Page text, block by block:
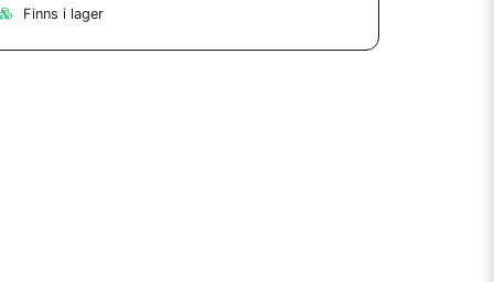
Finns i lager